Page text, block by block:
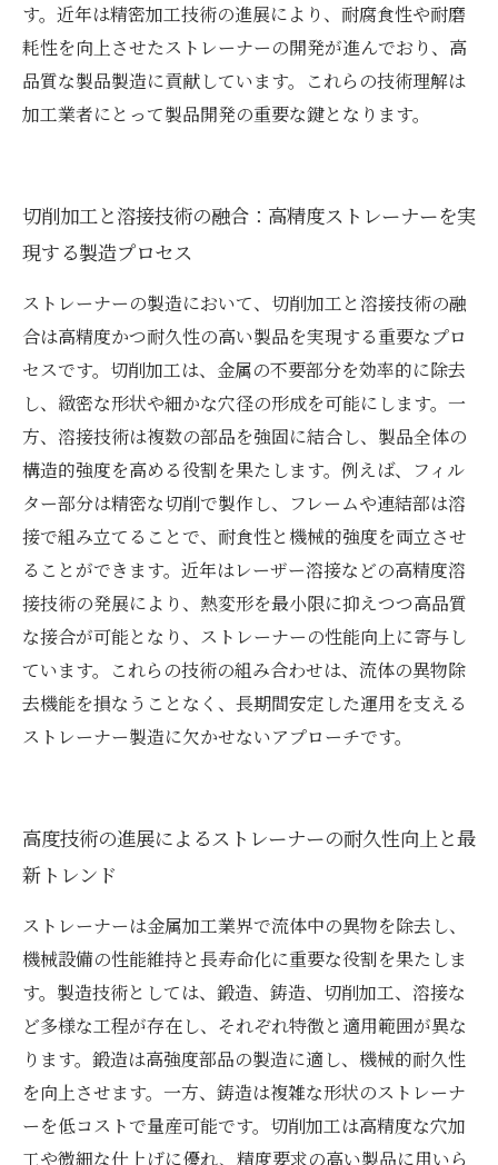
す。近年は精密加工技術の進展により、耐腐食性や耐磨
耗性を向上させたストレーナーの開発が進んでおり、高
品質な製品製造に貢献しています。これらの技術理解は
加工業者にとって製品開発の重要な鍵となります。
切削加工と溶接技術の融合：高精度ストレーナーを実
現する製造プロセス
ストレーナーの製造において、切削加工と溶接技術の融
合は高精度かつ耐久性の高い製品を実現する重要なプロ
セスです。切削加工は、金属の不要部分を効率的に除去
し、緻密な形状や細かな穴径の形成を可能にします。一
方、溶接技術は複数の部品を強固に結合し、製品全体の
構造的強度を高める役割を果たします。例えば、フィル
ター部分は精密な切削で製作し、フレームや連結部は溶
接で組み立てることで、耐食性と機械的強度を両立させ
ることができます。近年はレーザー溶接などの高精度溶
接技術の発展により、熱変形を最小限に抑えつつ高品質
な接合が可能となり、ストレーナーの性能向上に寄与し
ています。これらの技術の組み合わせは、流体の異物除
去機能を損なうことなく、長期間安定した運用を支える
ストレーナー製造に欠かせないアプローチです。
高度技術の進展によるストレーナーの耐久性向上と最
新トレンド
ストレーナーは金属加工業界で流体中の異物を除去し、
機械設備の性能維持と長寿命化に重要な役割を果たしま
す。製造技術としては、鍛造、鋳造、切削加工、溶接な
ど多様な工程が存在し、それぞれ特徴と適用範囲が異な
ります。鍛造は高強度部品の製造に適し、機械的耐久性
を向上させます。一方、鋳造は複雑な形状のストレーナ
ーを低コストで量産可能です。切削加工は高精度な穴加
工や微細な仕上げに優れ、精度要求の高い製品に用いら